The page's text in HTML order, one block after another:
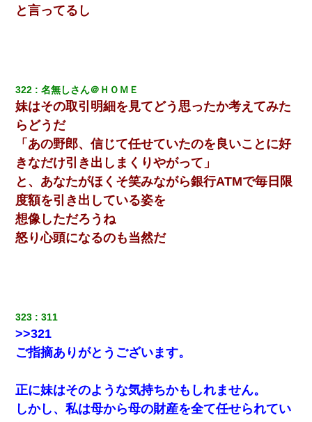
と言ってるし
322 名無しさん＠ＨＯＭＥ
妹はその取引明細を見てどう思ったか考えてみた
らどうだ
「あの野郎、信じて任せていたのを良いことに好
きなだけ引き出しまくりやがって」
と、あなたがほくそ笑みながら銀行ATMで毎日限
度額を引き出している姿を
想像しただろうね
怒り心頭になるのも当然だ
323 311
>>321
ご指摘ありがとうございます。
正に妹はそのような気持ちかもしれません。
しかし、私は母から母の財産を全て任せられてい